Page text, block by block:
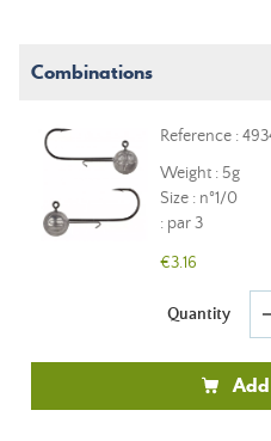
Combinations
Reference :
Weight : 5g
Size : n°1/0
: par 3
€3.16
Quantity remove